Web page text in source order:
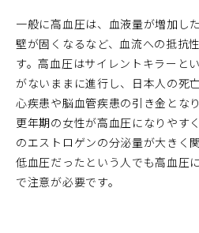
一般に高血圧は、血液量が増加し
壁が固くなるなど、血流への抵抗
す。高血圧はサイレントキラーと
がないままに進行し、日本人の死
心疾患や脳血管疾患の引き金となり
更年期の女性が高血圧になりやす
のエストロゲンの分泌量が大きく
低血圧だったという人でも高血圧
で注意が必要です。